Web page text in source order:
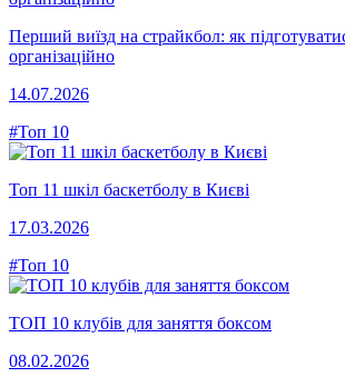
Перший виїзд на страйкбол: як
організаційно
14.07.2026
#Топ 10
Топ 11 шкіл баскетболу в Києві
17.03.2026
#Топ 10
ТОП 10 клубів для заняття боксом
08.02.2026